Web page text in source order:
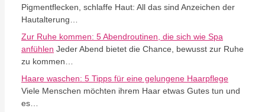
Pigmentflecken, schlaffe Haut: All das sind Anzeichen der
Hautalterung…
Zur Ruhe kommen: 5 Abendroutinen, die sich wie Spa
anfühlen Jeder Abend bietet die Chance, bewusst zur Ruhe
zu kommen…
Haare waschen: 5 Tipps für eine gelungene Haarpflege
Viele Menschen möchten ihrem Haar etwas Gutes tun und
es…